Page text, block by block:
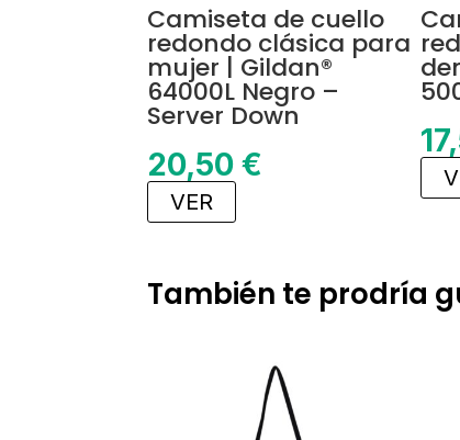
Camiseta de cuello
redondo clásica para
mujer | Gildan®
64000L Negro –
Server Down
20,50€
VER
También te prodría